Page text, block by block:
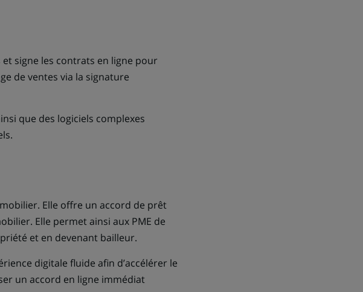
signe les contrats en ligne pour
de ventes via la signature
que des logiciels complexes
Elle offre un accord de prêt
Elle permet ainsi aux PME de
et en devenant bailleur.
digitale fluide afin d’accélérer le
un accord en ligne immédiat